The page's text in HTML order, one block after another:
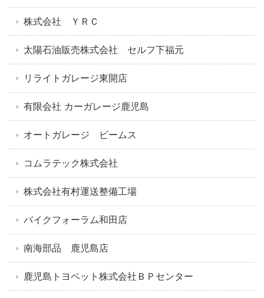
株式会社 ＹＲＣ
太陽石油販売株式会社 セルフ下福元
リライトガレージ東開店
有限会社 カーガレージ鹿児島
オートガレージ ビームス
コムラテック株式会社
株式会社有村運送整備工場
バイクフォーラム和田店
南海部品 鹿児島店
鹿児島トヨペット株式会社ＢＰセンター